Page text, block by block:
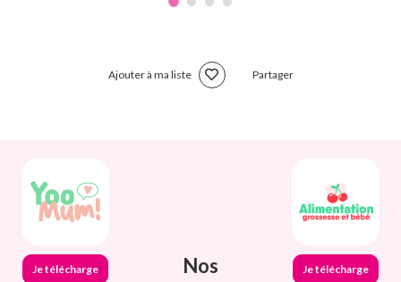
Ajouter à ma liste Partager
Je télécharge
Nos
Je télécharge